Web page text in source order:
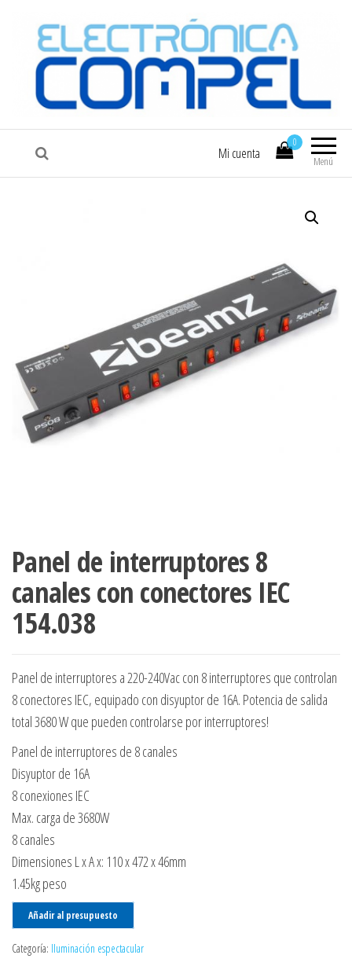
COMPEL Electrónica COMPEL
Menú
0
Mi cuenta
Panel de interruptores 8
canales con conectores IEC
154.038
Panel de interruptores a 220-240Vac con 8 interruptores que controlan
8 conectores IEC, equipado con disyuptor de 16A. Potencia de salida
total 3680 W que pueden controlarse por interruptores!
Panel de interruptores de 8 canales
Disyuptor de 16A
8 conexiones IEC
Max. carga de 3680W
8 canales
Dimensiones L x A x: 110 x 472 x 46mm
1.45kg peso
Añadir al presupuesto
Categoría: Iluminación espectacular